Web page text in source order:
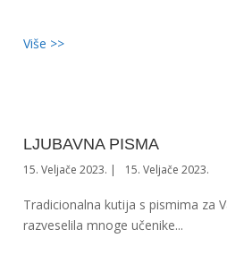
Više >>
LJUBAVNA PISMA
15. Veljače 2023. 15. Veljače 2023.
Tradicionalna kutija s pismima za
razveselila mnoge učenike...